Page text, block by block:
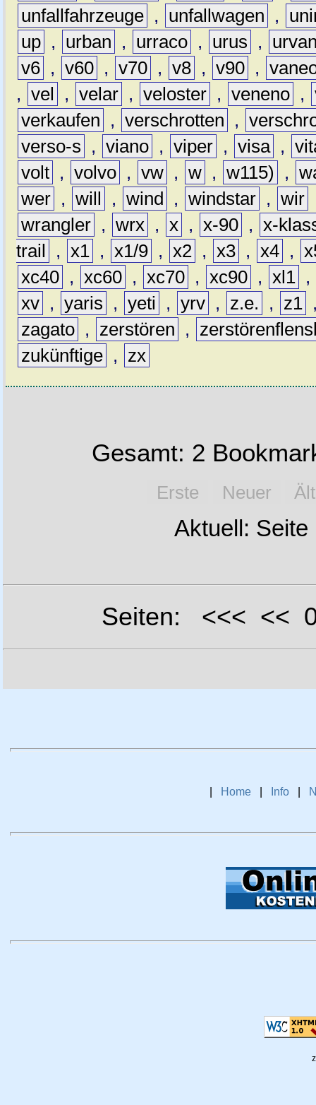
unfallfahrzeuge , unfallwagen ,
up , urban , urraco , urus ,
v6 , v60 , v70 , v8 , v90 ,
, vel , velar , veloster , veneno ,
verkaufen
, verschrotten ,
verso-s
, viano , viper , visa ,
volt , volvo , vw , w , w115) ,
wer , will , wind , windstar , wir
wrangler , wrx , x , x-90 , x-
trail
, x1 , x1/9 , x2 , x3 , x4 ,
xc40 , xc60 , xc70 , xc90 , xl1 ,
xv , yaris , yeti , yrv , z.e. , z1
zagato , zerstören ,
zukünftige , zx
Gesamt: 2
Erste Neuer
Aktuell: Seite
Seiten: <<< <<
Home Info